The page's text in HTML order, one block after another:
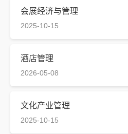
会展经济与管理
2025-10-15
酒店管理
2026-05-08
文化产业管理
2025-10-15